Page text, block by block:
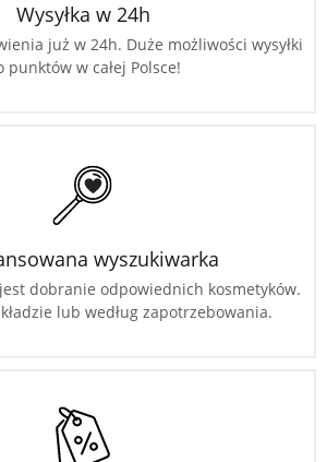
Wysyłka w 24h
już w 24h. Duże możliwości wysyłki
punktów w całej Polsce!
wyszukiwarka
dobranie odpowiednich kosmetyków.
lub według zapotrzebowania.